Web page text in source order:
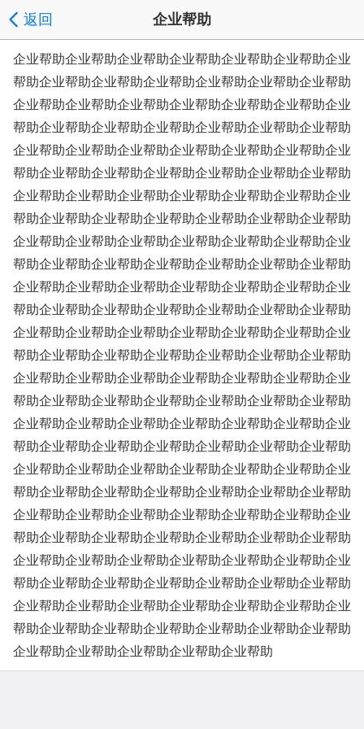
返回 企业帮助
企业帮助企业帮助企业帮助企业帮助企业帮助企业帮助企业
帮助企业帮助企业帮助企业帮助企业帮助企业帮助企业帮助
企业帮助企业帮助企业帮助企业帮助企业帮助企业帮助企业
帮助企业帮助企业帮助企业帮助企业帮助企业帮助企业帮助
企业帮助企业帮助企业帮助企业帮助企业帮助企业帮助企业
帮助企业帮助企业帮助企业帮助企业帮助企业帮助企业帮助
企业帮助企业帮助企业帮助企业帮助企业帮助企业帮助企业
帮助企业帮助企业帮助企业帮助企业帮助企业帮助企业帮助
企业帮助企业帮助企业帮助企业帮助企业帮助企业帮助企业
帮助企业帮助企业帮助企业帮助企业帮助企业帮助企业帮助
企业帮助企业帮助企业帮助企业帮助企业帮助企业帮助企业
帮助企业帮助企业帮助企业帮助企业帮助企业帮助企业帮助
企业帮助企业帮助企业帮助企业帮助企业帮助企业帮助企业
帮助企业帮助企业帮助企业帮助企业帮助企业帮助企业帮助
企业帮助企业帮助企业帮助企业帮助企业帮助企业帮助企业
帮助企业帮助企业帮助企业帮助企业帮助企业帮助企业帮助
企业帮助企业帮助企业帮助企业帮助企业帮助企业帮助企业
帮助企业帮助企业帮助企业帮助企业帮助企业帮助企业帮助
企业帮助企业帮助企业帮助企业帮助企业帮助企业帮助企业
帮助企业帮助企业帮助企业帮助企业帮助企业帮助企业帮助
企业帮助企业帮助企业帮助企业帮助企业帮助企业帮助企业
帮助企业帮助企业帮助企业帮助企业帮助企业帮助企业帮助
企业帮助企业帮助企业帮助企业帮助企业帮助企业帮助企业
帮助企业帮助企业帮助企业帮助企业帮助企业帮助企业帮助
企业帮助企业帮助企业帮助企业帮助企业帮助企业帮助企业
帮助企业帮助企业帮助企业帮助企业帮助企业帮助企业帮助
企业帮助企业帮助企业帮助企业帮助企业帮助